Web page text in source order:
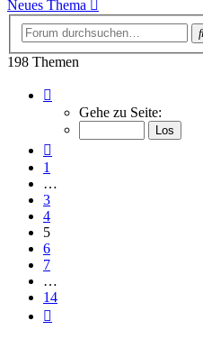
Neues Thema
198 Themen
von
Gehe zu Seite:
1
…
3
4
5
6
7
…
14